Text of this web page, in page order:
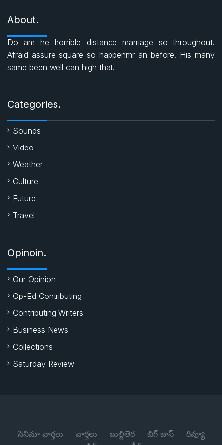
e
b
o
k
s t
About.
Do am he horrible distance marriage so throughout.
Afraid assure square so happenmr an before. His many
same been well can high that.
Categories.
Sounds
Video
Weather
Culture
Future
Travel
Opinoin.
Our Opinion
Op-Ed Contributing
Contributing Writers
Business News
Collections
Saturday Review
సినిమా వార్తలు వార్తలు బుల్లితెర బిగ్ బాస్
రివ్యూ